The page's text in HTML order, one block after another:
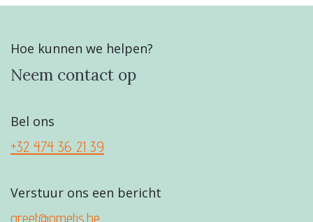
Hoe kunnen we helpen?
Neem contact op
Bel ons
+32 474 36 21 39
Verstuur ons een bericht
greet@ometis.be